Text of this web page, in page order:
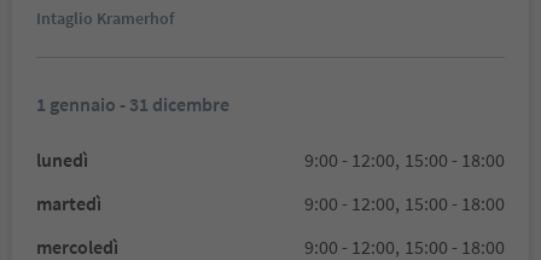
Intaglio Kramerhof
1 gennaio - 31 dicembre
lunedì 9:00 - 12:00, 15:00 - 18:00
martedì
9:00 - 12:00, 15:00 - 18:00
mercoledì
9:00 - 12:00, 15:00 - 18:00